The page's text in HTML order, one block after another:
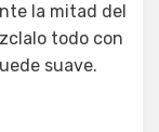
la mitad del
todo con
suave.